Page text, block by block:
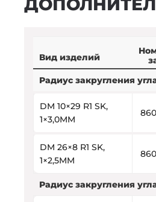
Вид изделий
Радиус закругления
DM 10×29 R1 SK,
1×3,0MM
DM 26×8 R1 SK,
1×2,5MM
Радиус закругления